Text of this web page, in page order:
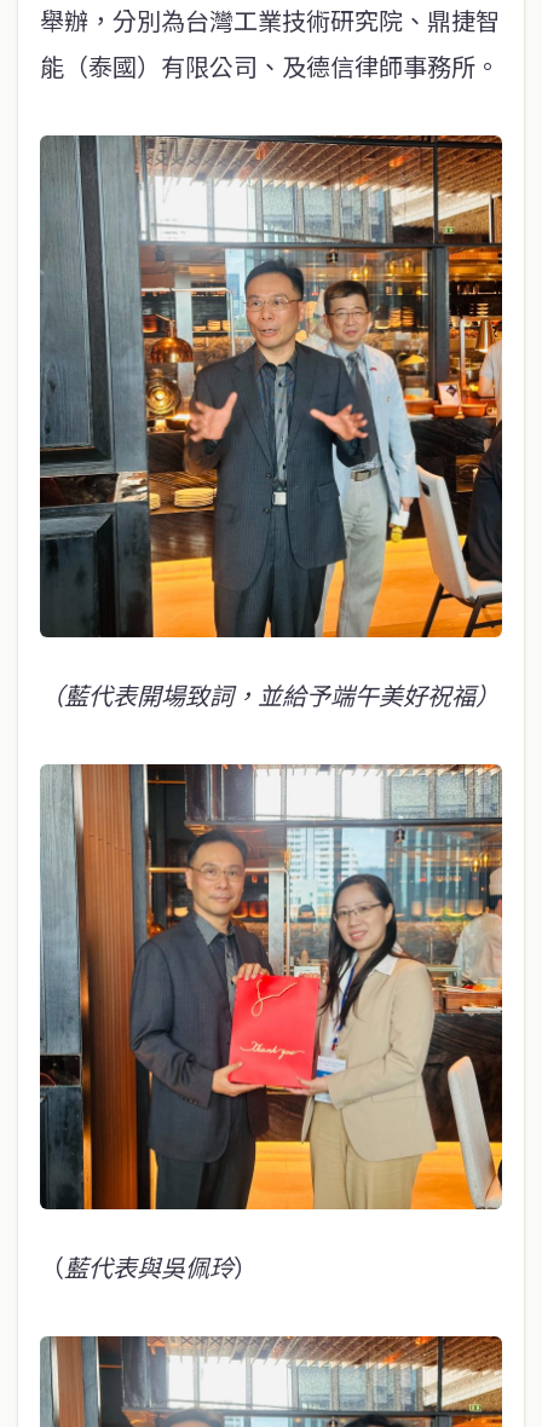
舉辦，分別為台灣工業技術研究院、鼎捷智
能（泰國）有限公司、及德信律師事務所。
（藍代表開場致詞，並給予端午美好祝福）
（藍代表與吳佩玲）